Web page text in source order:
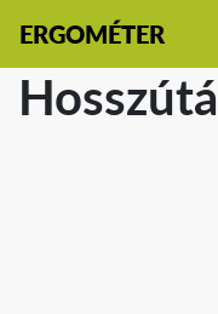
ERGOMÉTER